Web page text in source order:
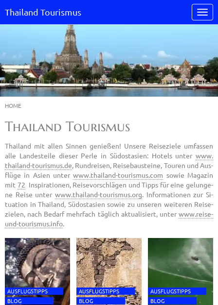
Thailand Tourismus
HOME
Thailand Tourismus
Thai­land mit allen Sin­nen ge­nie­ßen! Un­se­re Rei­se­zie­le um­fas­sen
alle Lan­des­tei­le die­ser Perle in Süd­ost­asi­en: Ho­tels unter www.​
thailand-​tourismus.​de, Rund­rei­sen, Rei­se­bau­stei­ne, Tou­ren und Aus­
flü­ge in Asien unterwww.​thailand-​tourismus.​com sowie Ma­ga­zin
mit 72 In­spi­ra­tio­nen, Rei­se­vor­schlä­gen und Tipps für eine ge­lun­ge­
ne Reise unter www.​thailand-​tourismus.​org. In­for­ma­tio­nen zur Si­
tua­ti­on in Thai­land, Süd­ost­asi­en sowie zu un­se­ren wei­te­ren Rei­se­
zie­len, nach Be­darf mehr­fach täg­lich ak­tua­li­siert, unter www.​reise-​
und-​tourismus.​info.
BLOG
AUS­FLUGS­TIPPS
BLOG
AUS­FLUGS­TIPPS
BLOG
AUS­FLUGS­TIPPS